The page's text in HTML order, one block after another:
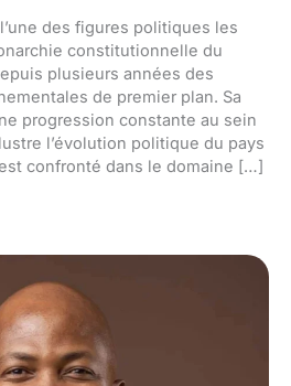
des figures politiques les
constitutionnelle du
plusieurs années des
de premier plan. Sa
progression constante au sein
l’évolution politique du pays
confronté dans le domaine […]